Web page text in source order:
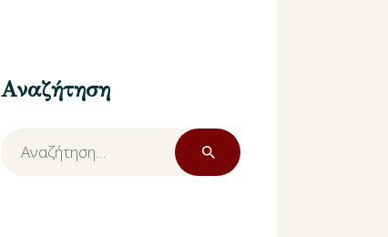
Αναζήτηση
Αναζήτηση
για: